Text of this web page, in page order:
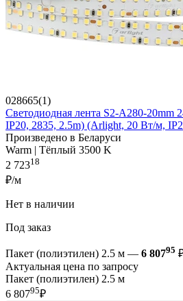
028665(1)
Светодиодная лента S2-A280-20mm
IP20, 2835, 2.5m) (Arlight, 20 Вт/м,
Произведено в Беларуси
Warm | Тёплый 3500 K
2 72318
₽/м
Нет в наличии
Под заказ
Пакет (полиэтилен) 2.5 м — 6 80795
Актуальная цена по запросу
Пакет (полиэтилен) 2.5 м
6 80795₽